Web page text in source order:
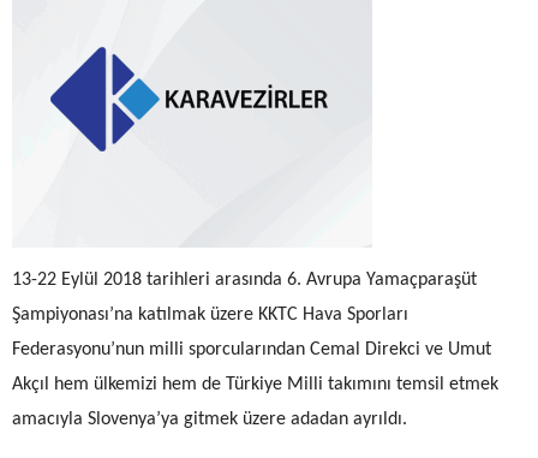
13-22 Eylül 2018 tarihleri arasında 6. Avrupa Yamaçparaşüt
Şampiyonası’na katılmak üzere KKTC Hava Sporları
Federasyonu’nun milli sporcularından Cemal Direkci ve Umut
Akçıl hem ülkemizi hem de Türkiye Milli takımını temsil etmek
amacıyla Slovenya’ya gitmek üzere adadan ayrıldı.